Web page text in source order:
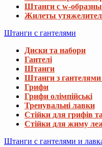
Штанги с w-
Жилеты
Штанги с гантелями
Диски та набори
Гантелі
Штанги
Штанги з
Грифи
Грифи олімпійські
Тренувальні лавки
Стійки для грифів
Стійки для жиму
Штанги с гантелями и